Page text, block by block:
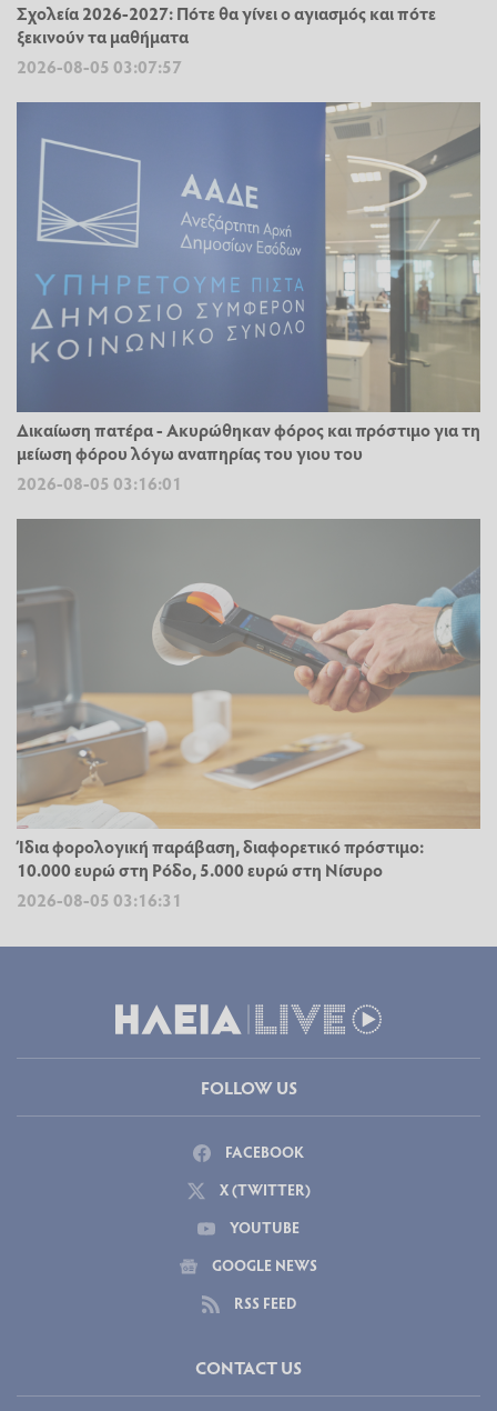
Σχολεία 2026-2027: Πότε θα γίνει ο αγιασμός και πότε
ξεκινούν τα μαθήματα
2026-08-05 03:07:57
Δικαίωση πατέρα - Ακυρώθηκαν φόρος και πρόστιμο για τη
μείωση φόρου λόγω αναπηρίας του γιου του
2026-08-05 03:16:01
Ίδια φορολογική παράβαση, διαφορετικό πρόστιμο:
10.000 ευρώ στη Ρόδο, 5.000 ευρώ στη Νίσυρο
2026-08-05 03:16:31
FOLLOW US
FACEBOOK
X (TWITTER)
YOUTUBE
GOOGLE NEWS
RSS FEED
CONTACT US